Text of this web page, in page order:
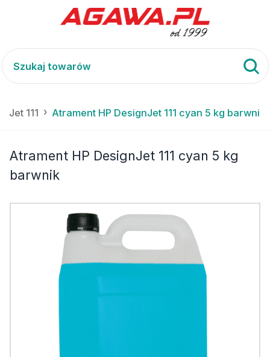
111 Atrament HP DesignJet 111 cyan 5 kg barwnik
Atrament HP DesignJet 111 cyan 5 kg
barwnik